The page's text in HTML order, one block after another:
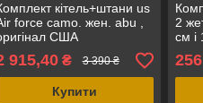
кітель+штани us
force camo. жен. abu ,
США
915,40₴ 3 390 ₴
Купити
2
см і